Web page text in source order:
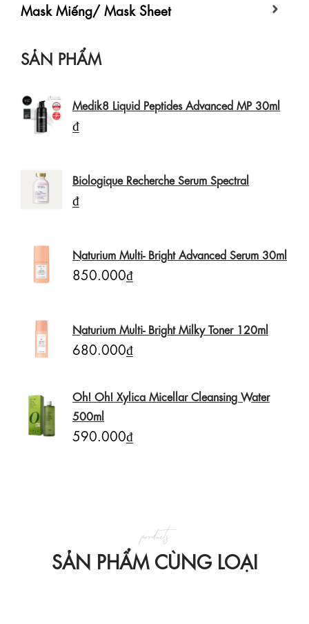
Mask Miếng/ Mask Sheet
SẢN PHẨM
Medik8 Liquid Peptides Advanced MP 30ml
₫
Biologique Recherche Serum Spectral
₫
Naturium Multi- Bright Advanced Serum 30ml
850.000₫
Naturium Multi- Bright Milky Toner 120ml
680.000₫
Oh! Oh! Xylica Micellar Cleansing Water
500ml
590.000₫
SẢN PHẨM CÙNG LOẠI
products